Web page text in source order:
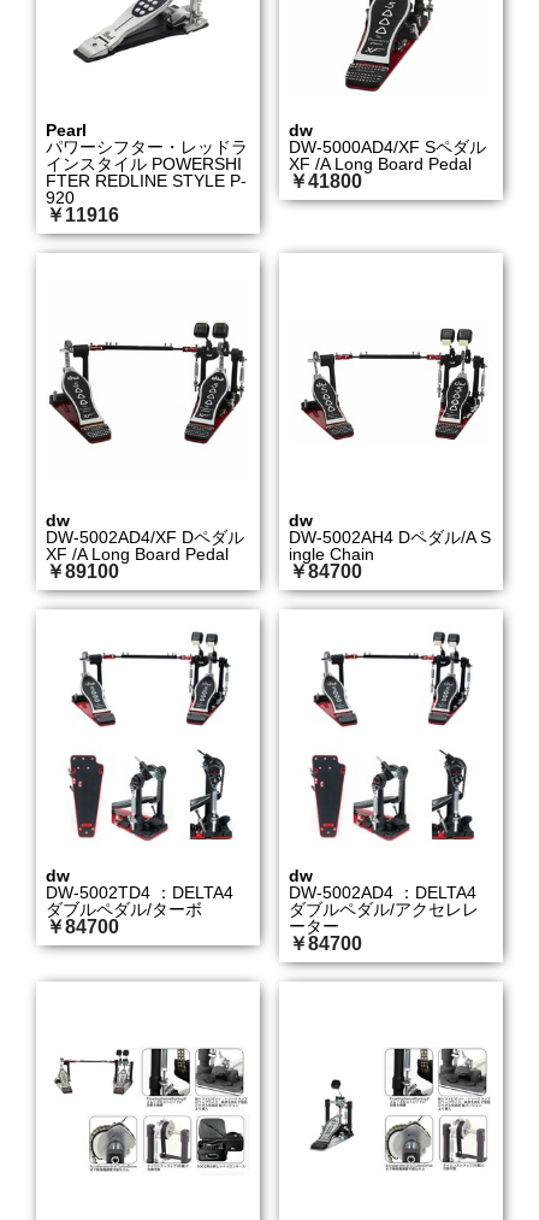
Pearl
パワーシフター・レッドラ
インスタイル POWERSHI
FTER REDLINE STYLE P-
920
￥11916
dw
DW-5000AD4/XF Sペダル
XF /A Long Board Pedal
￥41800
dw
DW-5002AD4/XF Dペダル
XF /A Long Board Pedal
￥89100
dw
DW-5002AH4 Dペダル/A S
ingle Chain
￥84700
dw
DW-5002TD4 ：DELTA4
ダブルペダル/ターボ
￥84700
dw
DW-5002AD4 ：DELTA4
ダブルペダル/アクセレレ
ーター
￥84700